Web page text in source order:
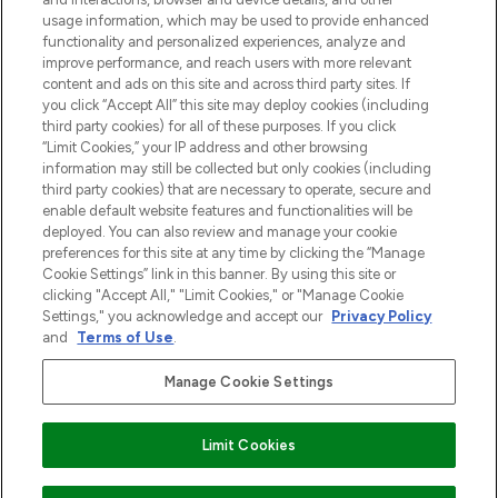
Cookie-toestemming
Do Not Sell or Share My Personal
Information
HELP & INFORMATIE
BEDRIJFSINFORMATIE
OVER LOOKFANTASTIC
Betaal veilig met
usage information, which may be used to provide enhanced
functionality and personalized experiences, analyze and
improve performance, and reach users with more relevant
content and ads on this site and across third party sites. If
you click “Accept All” this site may deploy cookies (including
third party cookies) for all of these purposes. If you click
“Limit Cookies,” your IP address and other browsing
information may still be collected but only cookies (including
third party cookies) that are necessary to operate, secure and
enable default website features and functionalities will be
deployed. You can also review and manage your cookie
preferences for this site at any time by clicking the “Manage
Cookie Settings” link in this banner. By using this site or
clicking "Accept All," "Limit Cookies," or "Manage Cookie
Settings," you acknowledge and accept our Privacy Policy
and
Terms of Use.
Manage Cookie Settings
Limit Cookies